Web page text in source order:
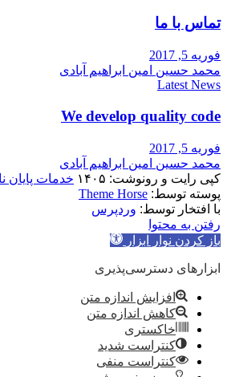
تماس با ما
فوریه 5, 2017
محمد حسین امین ابراهیم آبادی
Latest News
We develop quality code
فوریه 5, 2017
محمد حسین امین ابراهیم آبادی
کپی رایت و رونوشت: ۱۴۰۵
خدمات پایان
پوسته توسط: Theme Horse
با افتخار توسط: وردپرس
رفتن به محتوا
باز کردن نوار ابزار
ابزارهای دسترسی‌پذیری
افزایش اندازه متن
کاهش اندازه متن
خاکستری
کنتراست شدید
کنتراست منفی